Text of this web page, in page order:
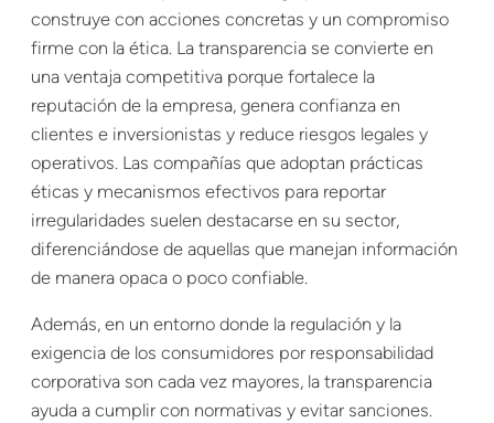
construye con acciones concretas y un compromiso
firme con la ética. La transparencia se convierte en
una ventaja competitiva porque fortalece la
reputación de la empresa, genera confianza en
clientes e inversionistas y reduce riesgos legales y
operativos. Las compañías que adoptan prácticas
éticas y mecanismos efectivos para reportar
irregularidades suelen destacarse en su sector,
diferenciándose de aquellas que manejan información
de manera opaca o poco confiable.
Además, en un entorno donde la regulación y la
exigencia de los consumidores por responsabilidad
corporativa son cada vez mayores, la transparencia
ayuda a cumplir con normativas y evitar sanciones.